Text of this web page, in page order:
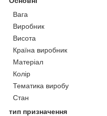
Вага
Виробник
Висота
Країна виробник
Матеріал
Колір
Тематика виробу
Стан
тип призначення